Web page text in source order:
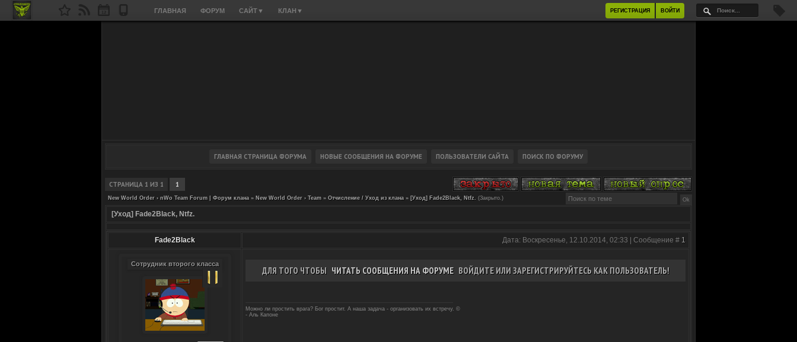
ГЛАВНАЯ ФОРУМ САЙТ▼ КЛАН ▼ РЕГИСТРАЦИЯ ВОЙТИ
СТРАНИЦА 1 ИЗ 1 1
New World Order › nWo Team Forum | Форум клана » New World Order › Team » Отчисление / Уход из клана » [Уход] Fade2Black, Ntfz. (Закрыто.)
[Уход] Fade2Black, Ntfz.
Fade2Black Дата: Воскресенье, 12.10.2014, 02:33 | Сообщение # 1
Сотрудник второго класса
ДЛЯ ТОГО ЧТОБЫ ЧИТАТЬ СООБЩЕНИЯ НА ФОРУМЕ ВОЙДИТЕ ИЛИ ЗАРЕГИСТРИРУЙТЕСЬ КАК ПОЛЬЗОВАТЕЛЬ!
Можно ли простить врага? Бог простит. А наша задача - организовать их встречу. ©
- Аль Капоне